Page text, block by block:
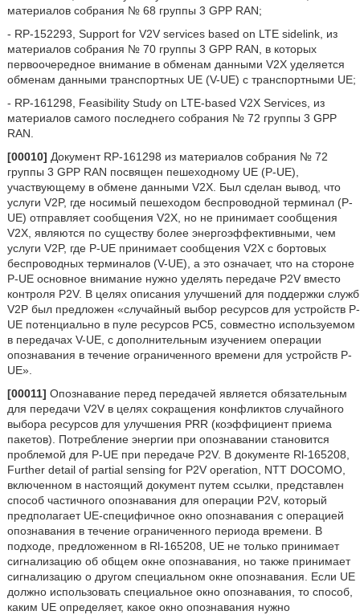
материалов собрания № 68 группы 3 GPP RAN;
- RP-152293, Support for V2V services based on LTE sidelink, из
материалов собрания № 70 группы 3 GPP RAN, в которых
первоочередное внимание в обменам данными V2X уделяется
обменам данными транспортных UE (V-UE) с транспортными UE;
- RP-161298, Feasibility Study on LTE-based V2X Services, из
материалов самого последнего собрания № 72 группы 3 GPP
RAN.
[00010] Документ RP-161298 из материалов собрания № 72
группы 3 GPP RAN посвящен пешеходному UE (P-UE),
участвующему в обмене данными V2X. Был сделан вывод, что
услуги V2P, где носимый пешеходом беспроводной терминал (P-
UE) отправляет сообщения V2X, но не принимает сообщения
V2X, являются по существу более энергоэффективными, чем
услуги V2P, где P-UE принимает сообщения V2X с бортовых
беспроводных терминалов (V-UE), а это означает, что на стороне
P-UE основное внимание нужно уделять передаче P2V вместо
контроля P2V. В целях описания улучшений для поддержки служб
V2P был предложен «случайный выбор ресурсов для устройств P-
UE потенциально в пуле ресурсов PC5, совместно используемом
в передачах V-UE, с дополнительным изучением операции
опознавания в течение ограниченного времени для устройств P-
UE».
[00011] Опознавание перед передачей является обязательным
для передачи V2V в целях сокращения конфликтов случайного
выбора ресурсов для улучшения PRR (коэффициент приема
пакетов). Потребление энергии при опознавании становится
проблемой для P-UE при передаче P2V. В документе Rl-165208,
Further detail of partial sensing for P2V operation, NTT DOCOMO,
включенном в настоящий документ путем ссылки, представлен
способ частичного опознавания для операции P2V, который
предполагает UE-специфичное окно опознавания с операцией
опознавания в течение ограниченного периода времени. В
подходе, предложенном в Rl-165208, UE не только принимает
сигнализацию об общем окне опознавания, но также принимает
сигнализацию о другом специальном окне опознавания. Если UE
должно использовать специальное окно опознавания, то способ,
каким UE определяет, какое окно опознавания нужно